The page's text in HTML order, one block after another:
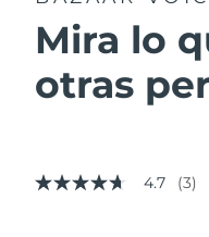
Mira lo
otras
4.7
4.7 (3)